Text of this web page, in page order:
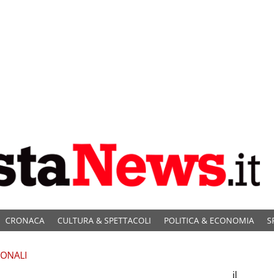
CRONACA CULTURA & SPETTACOLI POLITICA & ECONOMIA
il